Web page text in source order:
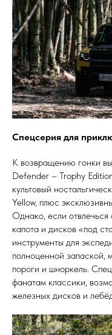
Спецсерия для
К возвращению гонки
Defender – Trophy
культовый
Yellow, плюс
Однако, если отвлечься
капота и дисков «под
инструменты для
полноценной запаской,
пороги и шноркель.
фанатам классики,
железных дисков и